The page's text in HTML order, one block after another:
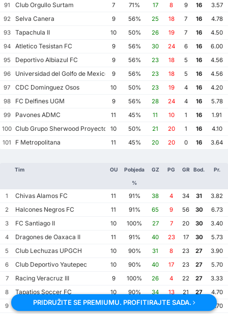
91
Club Orgullo Surtam 7 71% 17 8 9 16
3.57
92
Selva Canera 9 56% 25 18 7 16
4.78
93
Tapachula II 10 50% 26 19 7 16
4.50
94
Atletico Tesistan FC 9 56% 30 24 6 16
6.00
95
Deportivo Albiazul FC 9 56% 23 18 5 16
4.56
96
Universidad del Golfo de Mexico FC
9 56% 23 18 5 16
4.56
97
CDC Dominguez Osos 10 50% 23 19 4 16
4.20
98
FC Delfines UGM 9 56% 28 24 4 16
5.78
99
Pavones ADMC 11 45% 11 10 1 16
1.91
100 Club Grupo Sherwood Proyecto Mexico Soccer
10 50% 21 20 1 16
4.10
101
F Metropolitana 11 45% 20 20 0 16 3.64
Tim OU Pobjeda
%
GZ PG GR Bod. Pr.
1 Chivas Alamos FC 11 91% 38 4 34 31
3.82
2
Halcones Negros FC 11 91% 65 9 56 30
6.73
3
FC Santiago II 10 100% 27 7 20 30
3.40
4
Dragones de Oaxaca II 11 91% 40 23 17 30
5.73
5
Club Lechuzas UPGCH 10 90% 31 8 23 27
3.90
6
Club Deportivo Yautepec 10 90% 40 17 23 27
5.70
7
Racing Veracruz III 9 100% 26 4 22 27
3.33
8
Tapatios Soccer FC 10 90% 34 13 21 27
4.70
9
FC Delfines UGM 10 90% 36 21 15 5.70
PRIDRUŽITE SE PREMIUMU. PROFITIRAJTE SADA.